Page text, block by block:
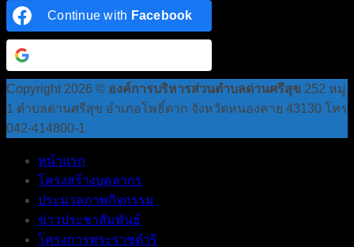
Continue with Facebook
Copyright 2026 © องค์การบริหารส่วนตำบลด่านศรีสุข 252 หมู่
1 ตำบลด่านศรีสุข อำเภอโพธิ์ตาก จังหวัดหนองคาย 43130 โทร
042-414800-1
หน้าแรก
โครงสร้างบุคลากร
ประมวลภาพกิจกรรม
ข่าวประชาสัมพันธ์
โครงการพระราชดำริ